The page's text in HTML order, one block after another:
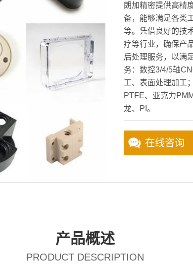
朗加精密提供高精
备，能够满足各类
等。凭借良好的技
疗等行业，确保产
后处理服务，以满
务：数控3/4/5轴
工、表面处理加工
PTFE、亚克力
龙、PI。
在线咨询
产品概述
PRODUCT DESCRIPTION